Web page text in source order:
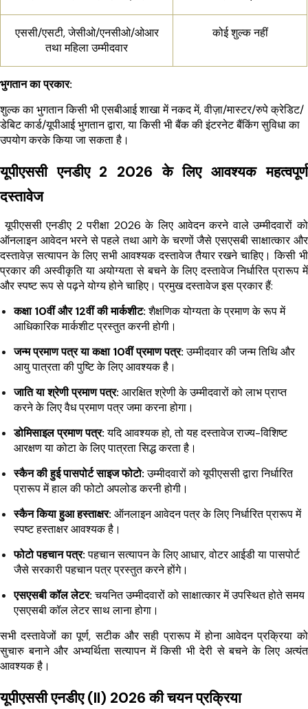
एससी/एसटी, जेसीओ/एनसीओ/ओआर
तथा महिला उम्मीदवार
कोई शुल्क नहीं
भुगतान का प्रकार:
शुल्क का भुगतान किसी भी एसबीआई शाखा में नकद में, वीज़ा/मास्टर/रुपे क्रेडिट/
डेबिट कार्ड/यूपीआई भुगतान द्वारा, या किसी भी बैंक की इंटरनेट बैंकिंग सुविधा का
उपयोग करके किया जा सकता है।
यूपीएससी एनडीए 2 2026 के लिए आवश्यक महत्वपूर्ण
दस्तावेज
यूपीएससी एनडीए 2 परीक्षा 2026 के लिए आवेदन करने वाले उम्मीदवारों को
ऑनलाइन आवेदन भरने से पहले तथा आगे के चरणों जैसे एसएसबी साक्षात्कार और
दस्तावेज़ सत्यापन के लिए सभी आवश्यक दस्तावेज तैयार रखने चाहिए। किसी भी
प्रकार की अस्वीकृति या अयोग्यता से बचने के लिए दस्तावेज निर्धारित प्रारूप में
और स्पष्ट रूप से पढ़ने योग्य होने चाहिए। प्रमुख दस्तावेज इस प्रकार हैं:
कक्षा 10वीं और 12वीं की मार्कशीट:शैक्षणिक योग्यता के प्रमाण के रूप में
आधिकारिक मार्कशीट प्रस्तुत करनी होगी।
जन्म प्रमाण पत्र या कक्षा 10वीं प्रमाण पत्र:उम्मीदवार की जन्म तिथि और
आयु पात्रता की पुष्टि के लिए आवश्यक है।
जाति या श्रेणी प्रमाण पत्र: आरक्षित श्रेणी के उम्मीदवारों को लाभ प्राप्त
करने के लिए वैध प्रमाण पत्र जमा करना होगा।
डोमिसाइल प्रमाण पत्र:यदि आवश्यक हो, तो यह दस्तावेज राज्य-विशिष्ट
आरक्षण या कोटा के लिए पात्रता सिद्ध करता है।
स्कैन की हुई पासपोर्ट साइज फोटो:उम्मीदवारों को यूपीएससी द्वारा निर्धारित
प्रारूप में हाल की फोटो अपलोड करनी होगी।
स्कैन किया हुआ हस्ताक्षर: ऑनलाइन आवेदन पत्र के लिए निर्धारित प्रारूप में
स्पष्ट हस्ताक्षर आवश्यक है।
फोटो पहचान पत्र:पहचान सत्यापन के लिए आधार, वोटर आईडी या पासपोर्ट
जैसे सरकारी पहचान पत्र प्रस्तुत करने होंगे।
एसएसबी कॉल लेटर:चयनित उम्मीदवारों को साक्षात्कार में उपस्थित होते समय
एसएसबी कॉल लेटर साथ लाना होगा।
सभी दस्तावेजों का पूर्ण, सटीक और सही प्रारूप में होना आवेदन प्रक्रिया को
सुचारु बनाने और अभ्यर्थिता सत्यापन में किसी भी देरी से बचने के लिए अत्यंत
आवश्यक है।
यूपीएससी एनडीए (II) 2026 की चयन प्रक्रिया